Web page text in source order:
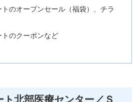
のオープンセール（福袋）、チラ
のクーポンなど
ト北部医療センター／Ｓ